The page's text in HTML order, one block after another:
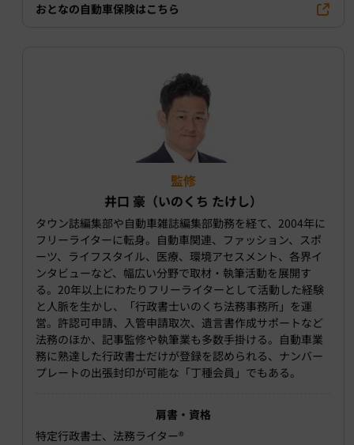
おとなの自動車保険はこちら
監修
井口 豪（いのくち たけし）
タウン誌編集部や自動車雑誌編集部勤務を経て、2004年に
フリーライターに転身。自動車関連、ファッション、スポ
ーツ、ライフスタイル、医療、環境アセスメント、各界イ
ンタビューなど、幅広い分野で取材・執筆活動を展開す
る。20年以上にわたりフリーライターとして活動した経験
と人脈を生かし、「行政書士いのくち法務事務所」を運
営。許認可申請、入管申請取次、遺言書作成サポートなど
法務のほか、記事監修や執筆業も多数手掛ける。自動車業
務に熟達した行政書士だけが登録を認められる、ナンバー
プレートの出張封印が可能な「丁種会員」でもある。
肩書・資格
特定行政書士、法務ライター®︎